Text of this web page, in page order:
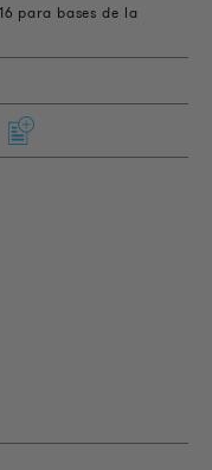
para bases de la